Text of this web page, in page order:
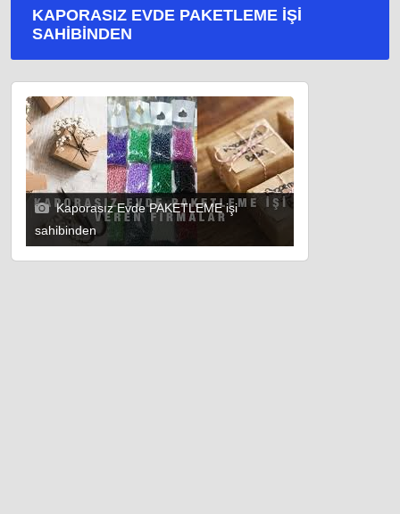
KAPORASIZ EVDE PAKETLEME IŞI
SAHIBINDEN
Kaporasız Evde PAKETLEME işi
sahibinden